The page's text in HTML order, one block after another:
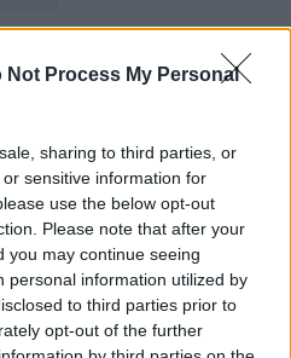
Not Process My Personal
sharing to third parties, or
sensitive information for
use the below opt-out
Please note that after your
you may continue seeing
personal information utilized by
to third parties prior to
opt-out of the further
a friss hírekről a
Követem
# BUDAPEST # FŐVÁROS